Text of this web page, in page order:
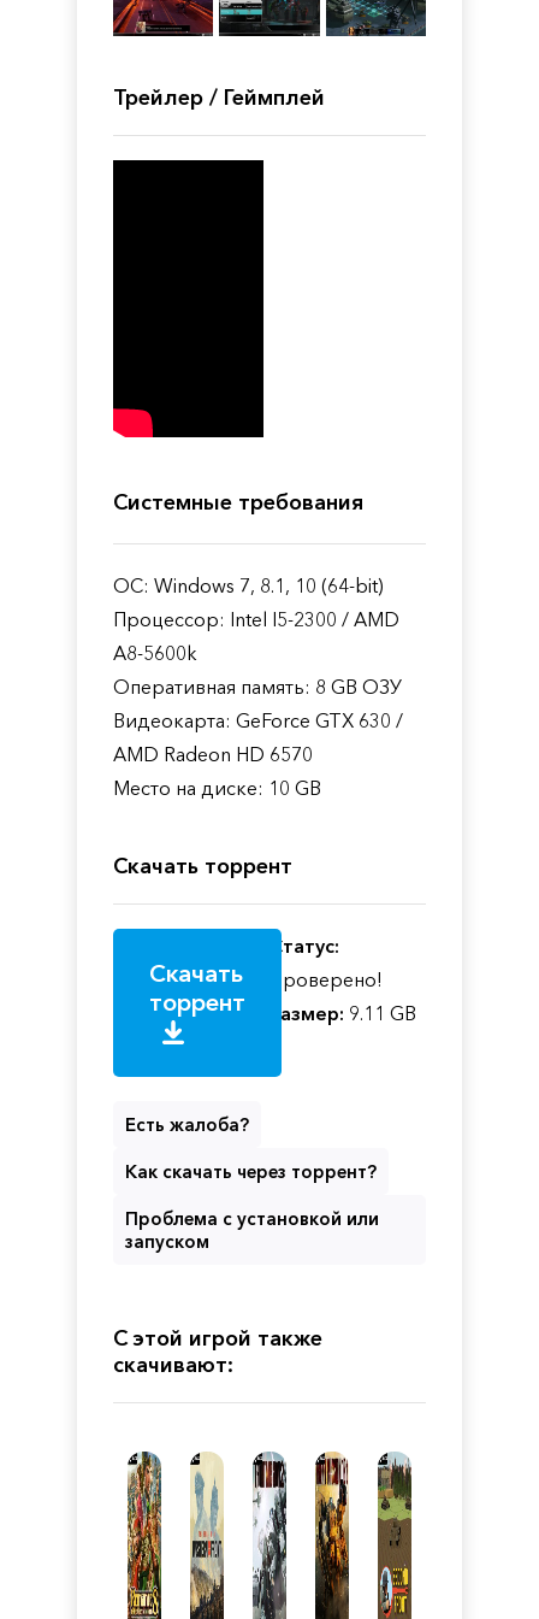
Трейлер / Геймплей
Системные требования
ОС: Windows 7, 8.1, 10 (64-bit)
Процессор: Intel I5-2300 / AMD
A8-5600k
Оперативная память: 8 GB ОЗУ
Видеокарта: GeForce GTX 630 /
AMD Radeon HD 6570
Место на диске: 10 GB
Скачать торрент
Скачать
торрент
Статус:
Проверено!
Размер: 9.11 GB
Есть жалоба?
Как скачать через торрент?
Проблема с установкой или
запуском
С этой игрой также
скачивают: